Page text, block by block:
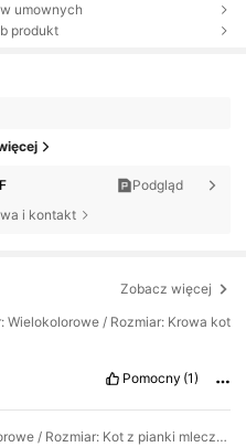
umownych
produkt
Podgląd
i kontakt
Zobacz więcej
Wielokolorowe / Rozmiar: Krowa kot
Pomocny (1)
Kolor: Wielokolorowe / Rozmiar: Kot z pianki mlecznej